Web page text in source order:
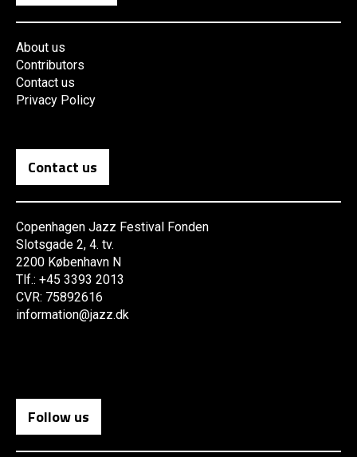
About us
Contributors
Contact us
Privacy Policy
Contact us
Copenhagen Jazz Festival Fonden
Slotsgade 2, 4. tv.
2200 København N
Tlf.: +45 3393 2013
CVR: 75892616
information@jazz.dk
Follow us